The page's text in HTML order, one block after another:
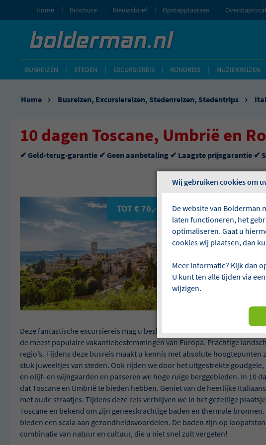
BUSREIZEN STEDEN EXCURSIEREIS RONDREIS MUZIEKREIZEN
Home Brochure Nieuwsbrief Opstapplaatsen
Home Busreizen, Excursiereizen, Stedenreizen, Stedentrips
10 dagen Toscane, Umbrië en
✔ Geld-terug-garantie ✔ Geen aanbetaling ✔ Laagste prijsgarantie ✔
TOT € 70,- KORTING P.P.!
Deze fantastische excursiereis mag u beslist niet missen! Toscane en
de meest populaire vakantiebestemmingen van Europa. Prachtige
regio’s. Tijdens deze busreis maakt u kennis met absolute hoogtepunten
stuk juweeltjes van steden. Ook rijden we door het uitgestrekte
en olijf- en wijngaarden en passeren we hoge ruige berggebieden. In 10
dat Toscane en Umbrië te bieden hebben. Geniet van de heerlijke
met oude straatjes. Tijdens deze reis verblijven we in het gezellige
Toscane en bekend om zijn geneeskrachtige baden en thermale
bieden een scala aan gezondheidsvoordelen. De baden zijn op
combinatie van natuur en cultuur, die u niet snel zult vergeten!
Wij gebruiken cookies om
De website van Bolderman
laten functioneren, het
optimaliseren. Gaat u
cookies wij plaatsen, dan
Meer informatie? Kijk dan
U kunt ten alle tijden via
wijzigen.